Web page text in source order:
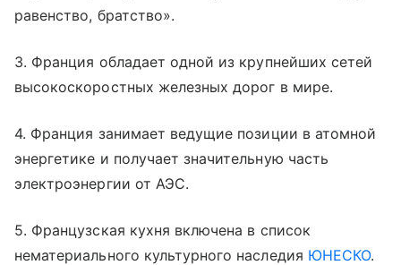
равенство, братство».
3. Франция обладает одной из крупнейших сетей
высокоскоростных железных дорог в мире.
4. Франция занимает ведущие позиции в атомной
энергетике и получает значительную часть
электроэнергии от АЭС.
5. Французская кухня включена в список
нематериального культурного наследия ЮНЕСКО.